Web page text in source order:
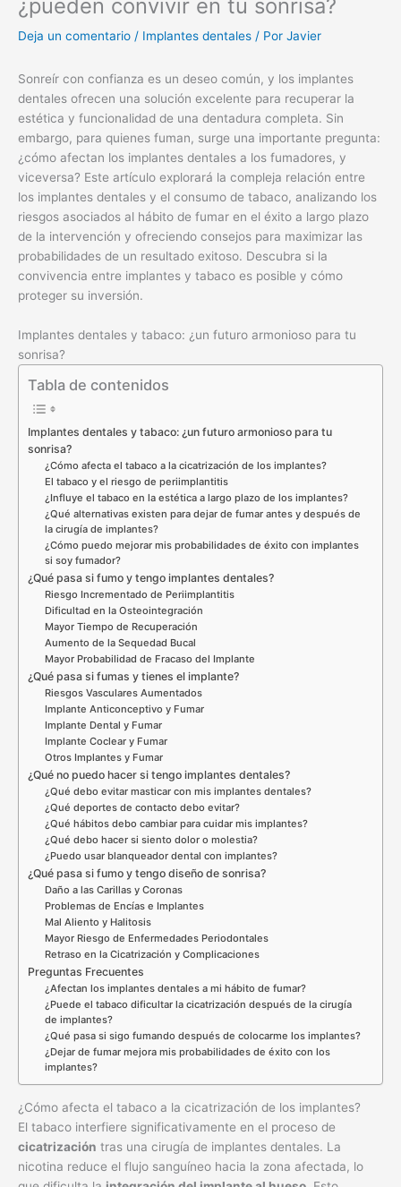
¿pueden convivir en tu sonrisa?
Deja un comentario / Implantes dentales / Por Javier
Sonreír con confianza es un deseo común, y los implantes
dentales ofrecen una solución excelente para recuperar la
estética y funcionalidad de una dentadura completa. Sin
embargo, para quienes fuman, surge una importante pregunta:
¿cómo afectan los implantes dentales a los fumadores, y
viceversa? Este artículo explorará la compleja relación entre
los implantes dentales y el consumo de tabaco, analizando los
riesgos asociados al hábito de fumar en el éxito a largo plazo
de la intervención y ofreciendo consejos para maximizar las
probabilidades de un resultado exitoso. Descubra si la
convivencia entre implantes y tabaco es posible y cómo
proteger su inversión.
Implantes dentales y tabaco: ¿un futuro armonioso para tu
sonrisa?
Tabla de contenidos
Implantes dentales y tabaco: ¿un futuro armonioso para tu
sonrisa?
¿Cómo afecta el tabaco a la cicatrización de los implantes?
El tabaco y el riesgo de periimplantitis
¿Influye el tabaco en la estética a largo plazo de los implantes?
¿Qué alternativas existen para dejar de fumar antes y después de
la cirugía de implantes?
¿Cómo puedo mejorar mis probabilidades de éxito con implantes
si soy fumador?
¿Qué pasa si fumo y tengo implantes dentales?
Riesgo Incrementado de Periimplantitis
Dificultad en la Osteointegración
Mayor Tiempo de Recuperación
Aumento de la Sequedad Bucal
Mayor Probabilidad de Fracaso del Implante
¿Qué pasa si fumas y tienes el implante?
Riesgos Vasculares Aumentados
Implante Anticonceptivo y Fumar
Implante Dental y Fumar
Implante Coclear y Fumar
Otros Implantes y Fumar
¿Qué no puedo hacer si tengo implantes dentales?
¿Qué debo evitar masticar con mis implantes dentales?
¿Qué deportes de contacto debo evitar?
¿Qué hábitos debo cambiar para cuidar mis implantes?
¿Qué debo hacer si siento dolor o molestia?
¿Puedo usar blanqueador dental con implantes?
¿Qué pasa si fumo y tengo diseño de sonrisa?
Daño a las Carillas y Coronas
Problemas de Encías e Implantes
Mal Aliento y Halitosis
Mayor Riesgo de Enfermedades Periodontales
Retraso en la Cicatrización y Complicaciones
Preguntas Frecuentes
¿Afectan los implantes dentales a mi hábito de fumar?
¿Puede el tabaco dificultar la cicatrización después de la cirugía
de implantes?
¿Qué pasa si sigo fumando después de colocarme los implantes?
¿Dejar de fumar mejora mis probabilidades de éxito con los
implantes?
¿Cómo afecta el tabaco a la cicatrización de los implantes?
El tabaco interfiere significativamente en el proceso de
cicatrización tras una cirugía de implantes dentales. La
nicotina reduce el flujo sanguíneo hacia la zona afectada, lo